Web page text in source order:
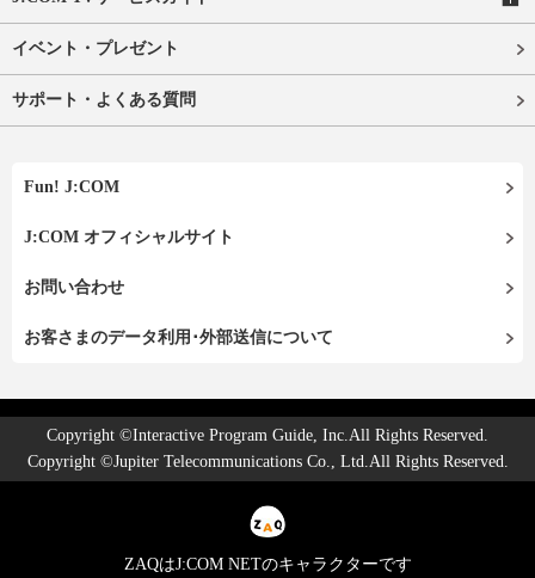
イベント・プレゼント
サポート・よくある質問
Fun! J:COM
J:COM オフィシャルサイト
お問い合わせ
お客さまのデータ利用･外部送信について
Copyright ©Interactive Program Guide, Inc.All Rights Reserved.
Copyright ©Jupiter Telecommunications Co., Ltd.All Rights Reserved.
ZAQはJ:COM NETのキャラクターです